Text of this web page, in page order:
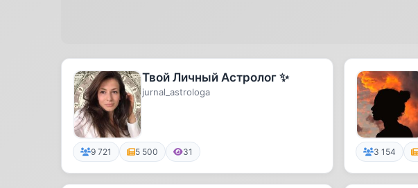
Твой Личный Астролог ✨
jurnal_astrologa
9 721 5 500 31 3 154